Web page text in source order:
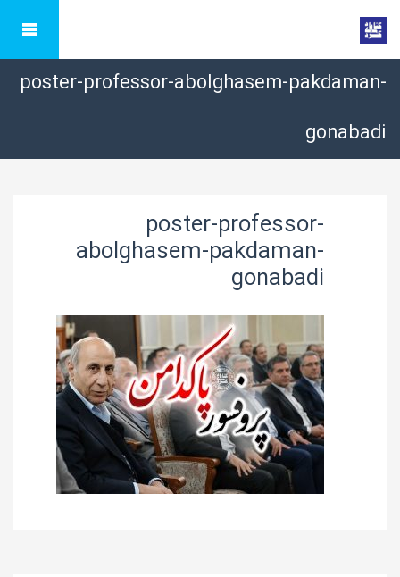
poster-professor-abolghasem-pakdaman-
gonabadi
poster-professor-
abolghasem-pakdaman-
gonabadi